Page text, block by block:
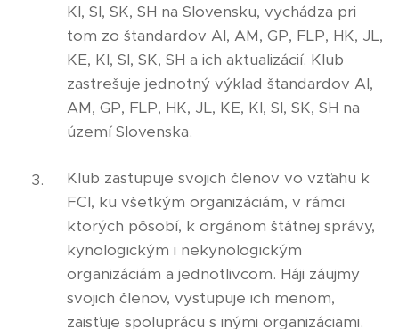
KI, SI, SK, SH na Slovensku, vychádza pri
tom zo štandardov AI, AM, GP, FLP, HK, JL,
KE, KI, SI, SK, SH a ich aktualizácií. Klub
zastrešuje jednotný výklad štandardov AI,
AM, GP, FLP, HK, JL, KE, KI, SI, SK, SH na
území Slovenska.
Klub zastupuje svojich členov vo vzťahu k
FCI, ku všetkým organizáciám, v rámci
ktorých pôsobí, k orgánom štátnej správy,
kynologickým i nekynologickým
organizáciám a jednotlivcom. Háji záujmy
svojich členov, vystupuje ich menom,
zaisťuje spoluprácu s inými organizáciami.